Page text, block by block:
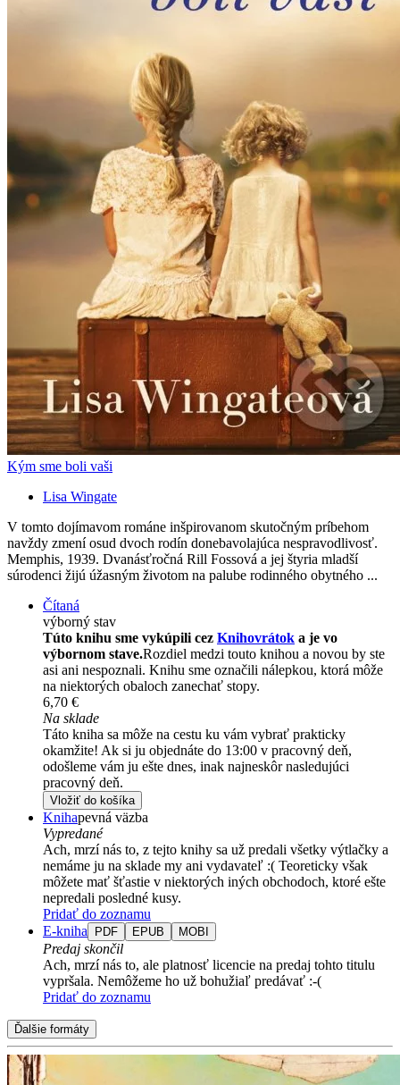
Kým sme boli vaši
Lisa Wingate
V tomto dojímavom románe inšpirovanom skutočným príbehom
navždy zmení osud dvoch rodín donebavolajúca nespravodlivosť.
Memphis, 1939. Dvanásťročná Rill Fossová a jej štyria mladší
súrodenci žijú úžasným životom na palube rodinného obytného ...
Čítaná
výborný stav
Túto knihu sme vykúpili cez Knihovrátok a je vo
výbornom stave.Rozdiel medzi touto knihou a novou by ste
asi ani nespoznali. Knihu sme označili nálepkou, ktorá môže
na niektorých obaloch zanechať stopy.
6,70 €
Na sklade
Táto kniha sa môže na cestu ku vám vybrať prakticky
okamžite! Ak si ju objednáte do 13:00 v pracovný deň,
odošleme vám ju ešte dnes, inak najneskôr nasledujúci
pracovný deň.
Vložiť do košíka
Knihapevná väzba
Vypredané
Ach, mrzí nás to, z tejto knihy sa už predali všetky výtlačky a
nemáme ju na sklade my ani vydavateľ :( Teoreticky však
môžete mať šťastie v niektorých iných obchodoch, ktoré ešte
nepredali posledné kusy.
Pridať do zoznamu
E-kniha
PDF EPUB MOBI
Predaj skončil
Ach, mrzí nás to, ale platnosť licencie na predaj tohto titulu
vypršala. Nemôžeme ho už bohužiaľ predávať :-(
Pridať do zoznamu
Ďalšie formáty